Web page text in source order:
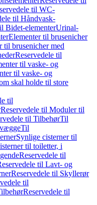
til WC-
til Håndvask-
Bidet-elementerUrinal-
Elementer til brusenicher
til brusenicher med
Reservedele til
til vaske- og
til vaske- og
skal holde til store
til
Reservedele til Moduler til
til TilbehørTil
Til
Synlige cisterner til
til toiletter, i
Reservedele til
til Lavt- og
Reservedele til Skyllerør
til
Reservedele til